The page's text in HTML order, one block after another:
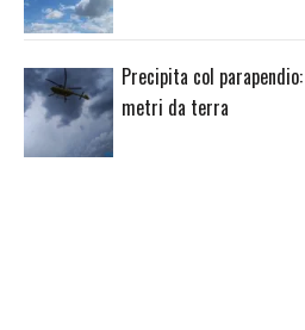
Precipita col
metri da terra